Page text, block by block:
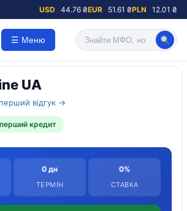
USD 44.76 ₴EUR 51.61 ₴PLN 12.01 ₴
☰ Меню
UA
відгук →
кредит
0 дн
ТЕРМІН
0%
СТАВКА